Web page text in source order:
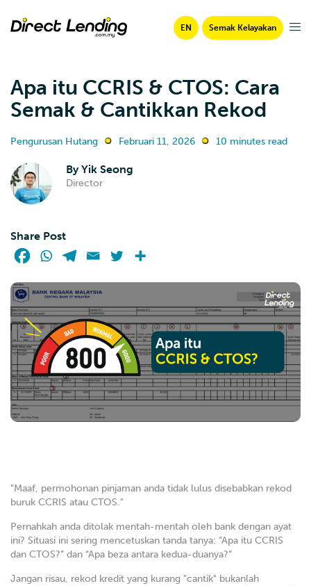
EN Semak Kelayakan
Apa itu CCRIS & CTOS: Cara
Semak & Cantikkan Rekod
Pengurusan Hutang Februari 11, 2026 10 minutes read
ByYik Seong
Director
Share Post
"Maaf, permohonan pinjaman anda tidak lulus disebabkan rekod
buruk CCRIS atau CTOS."
Pernahkah anda ditolak mentah-mentah oleh bank dengan ayat
ini? Situasi ini sering mencetuskan tanda tanya: “Apa itu CCRIS
dan CTOS?” dan “Apa beza antara kedua-duanya?”
Jangan risau, rekod kredit yang kurang "cantik" bukanlah